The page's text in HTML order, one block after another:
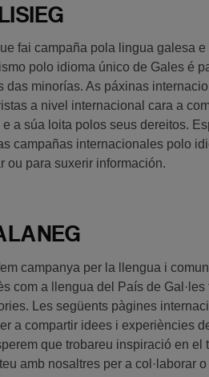
fai campaña pola lingua galesa
polo idioma único de Gales é
das minorías. As páxinas
a nivel internacional cara a
a súa loita polos seus dereitos.
campañas internacionales polo
ou para suxerir información.
campanya per la llengua i
com a llengua del País de
Les següents pàgines
a compartir idees i experiències
que trobareu inspiració en el
amb nosaltres per a col·laborar o